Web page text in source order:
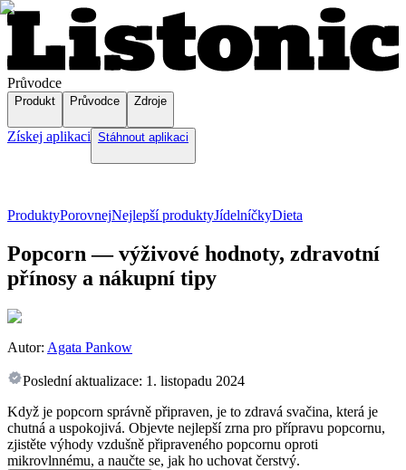
Průvodce
Produkt Průvodce Zdroje
Získej aplikaci Stáhnout aplikaci
ProduktyPorovnejNejlepší produktyJídelníčkyDieta
Popcorn — výživové hodnoty, zdravotní
přínosy a nákupní tipy
Autor: Agata Pankow
Poslední aktualizace: 1. listopadu 2024
Když je popcorn správně připraven, je to zdravá svačina, která je
chutná a uspokojivá. Objevte nejlepší zrna pro přípravu popcornu,
zjistěte výhody vzdušně připraveného popcornu oproti
mikrovlnnému, a naučte se, jak ho uchovat čerstvý.